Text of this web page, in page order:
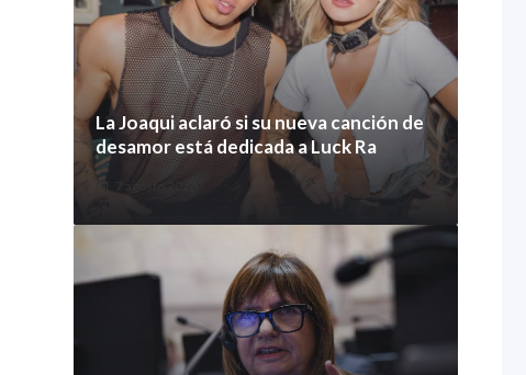
La Joaqui aclaró si su nueva canción de
desamor está dedicada a Luck Ra
7 agosto 2026